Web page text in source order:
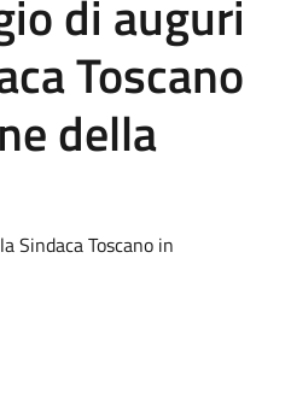
di auguri
Toscano
della
Sindaca Toscano in